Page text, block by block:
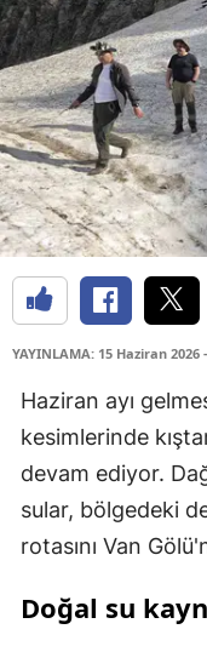
YAYINLAMA: 15 Haziran 2026
Haziran ayı
kesimlerinde
devam ediyor.
sular, bölgedeki
rotasını Van
Doğal su